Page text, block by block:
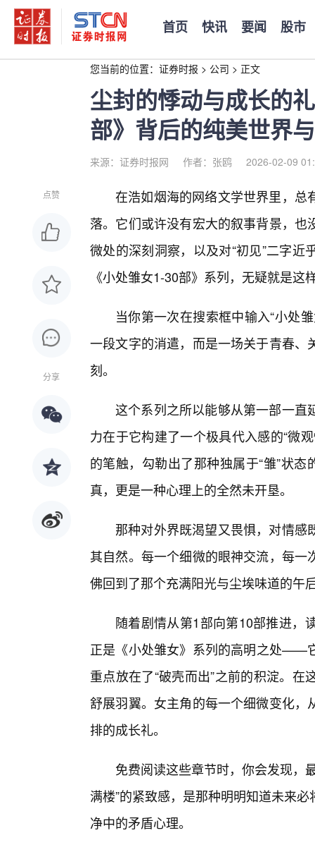
首页 快讯 要闻 股市
您当前的位置： 证券时报 > 公司 > 正文
尘封的悸动与成长的
部》背后的纯美世界
来源：证券时报网 作者：张鸥 2026-02-09
点赞
分享
在浩如烟海的网络文学世界里，总
落。它们或许没有宏大的叙事背景，
微处的深刻洞察，以及对“初见”二字
《小处雏女1-30部》系列，无疑就是这
当你第一次在搜索框中输入“小处
一段文字的消遣，而是一场关于青春
刻。
这个系列之所以能够从第一部一直
力在于它构建了一个极具代入感的“微
的笔触，勾勒出了那种独属于“雏”状
真，更是一种心理上的全然未开垦。
那种对外界既渴望又畏惧，对情
其自然。每一个细微的眼神交流，每
佛回到了那个充满阳光与尘埃味道的午
随着剧情从第1部向第10部推进，
正是《小处雏女》系列的高明之处——
重点放在了“破壳而出”之前的积淀。
舒展羽翼。女主角的每一个细微变化
排的成长礼。
免费阅读这些章节时，你会发现，
满楼”的紧致感，是那种明明知道未来
净中的矛盾心理。